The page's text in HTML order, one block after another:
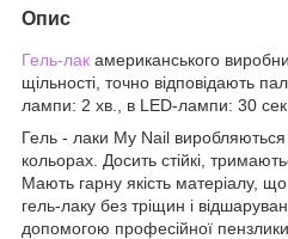
Опис
Гель-лак американського
щільності, точно відповідають
лампи: 2 хв., в LED-лампи: 30
Гель - лаки My Nail
кольорах. Досить стійкі,
Мають гарну якість матеріалу,
гель-лаку без тріщин і
допомогою професійної